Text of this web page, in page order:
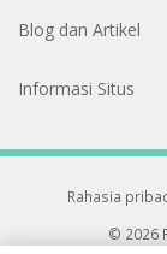
Blog dan Artikel
Informasi Situs
Rahasia
© 2026